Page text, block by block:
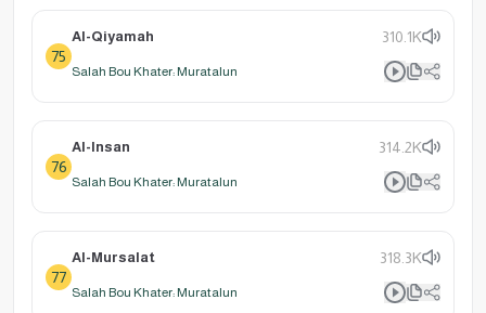
75
Al-Qiyamah 310.1K
Salah Bou Khater: Muratalun
76
Al-Insan 314.2K
Salah Bou Khater: Muratalun
77
Al-Mursalat 318.3K
Salah Bou Khater: Muratalun